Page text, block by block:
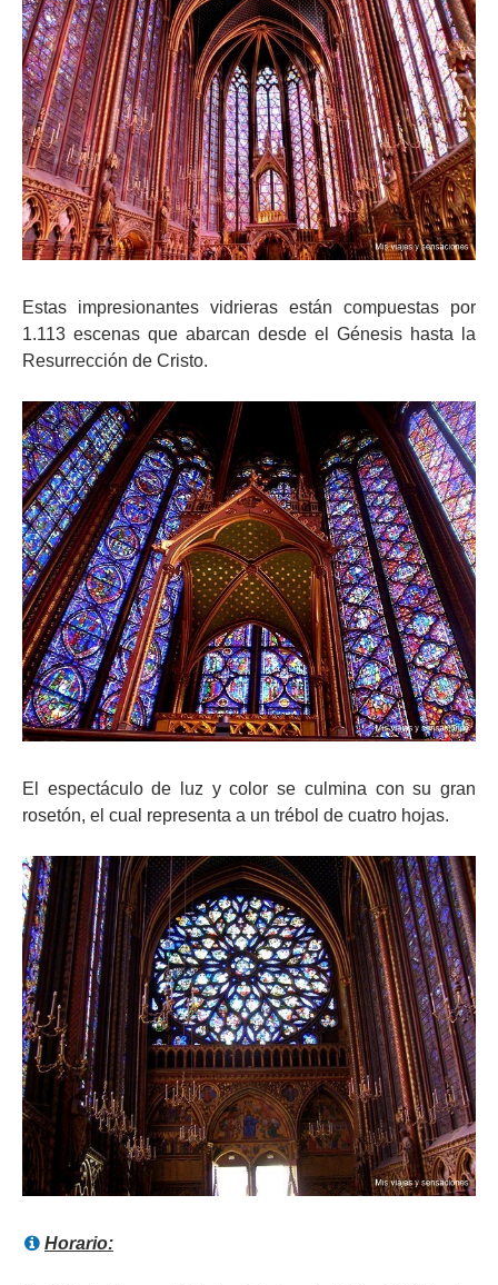
Estas impresionantes vidrieras están compuestas por
1.113 escenas que abarcan desde el Génesis hasta la
Resurrección de Cristo.
El espectáculo de luz y color se culmina con su gran
rosetón, el cual representa a un trébol de cuatro hojas.
Horario: